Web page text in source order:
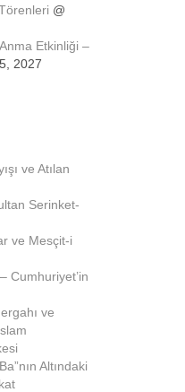
@
Etkinliği –
2027
ve Atılan
Serinket-
ve Mesçit-i
Cumhuriyet’in
ve
Altındaki